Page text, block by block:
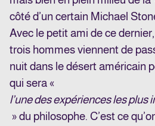
côté d’un certain Michael
Avec le petit ami de ce
trois hommes viennent de
nuit dans le désert américain
qui sera «
l’une des expériences les plus
» du philosophe. C’est ce